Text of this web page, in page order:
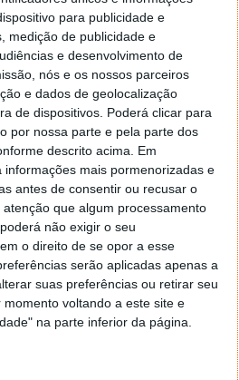
para publicidade e
medição de publicidade e
e desenvolvimento de
nós e os nossos parceiros
e dados de geolocalização
de dispositivos. Poderá clicar para
por nossa parte e pela parte dos
descrito acima. Em
mais pormenorizadas e
antes de consentir ou recusar o
atenção que algum processamento
não exigir o seu
o direito de se opor a esse
serão aplicadas apenas a
suas preferências ou retirar seu
voltando a este site e
na parte inferior da página.
o utilizador terá de
na playlist enquanto escuta
de reprodução. Ao capturar
está a tocar é
por outra. Também
músicas preferidas à
botão + no canto superior
na app iOS do Spotify,
Android e Windows devem
apenas a aguardar
pelos utilizadoresdeste